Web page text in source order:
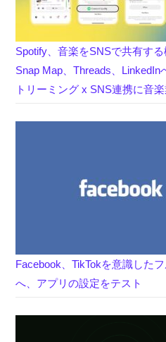
Spotify、音楽をSNSで共有す
Snap Map、Threads、LinkedIn
トリーミング x SNS連携に音
Facebook、TikTokを意識した
へ、アプリの設定をテスト